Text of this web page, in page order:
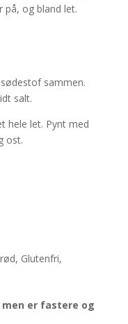
og bland let.
sammen.
salt.
hele let. Pynt med
ost.
, Glutenfri,
men er fastere og